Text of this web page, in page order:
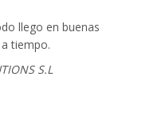
llego en buenas
tiempo.
S.L